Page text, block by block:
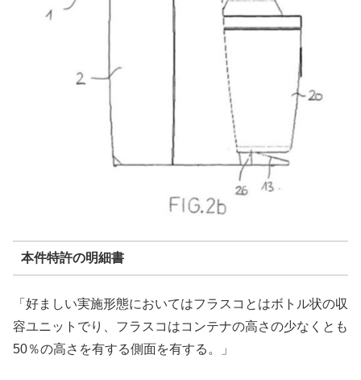
本件特許の明細書
「好ましい実施形態においてはフラスコとはボトル状の収
容ユニットでり、フラスコはコンテナの高さの少なくとも
50％の高さを有する側面を有する。」